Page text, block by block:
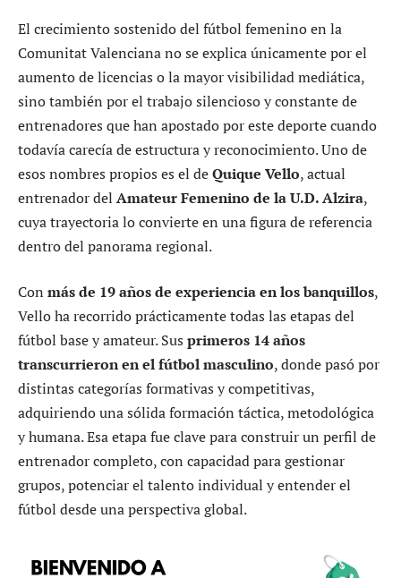
El crecimiento sostenido del fútbol femenino en la
Comunitat Valenciana no se explica únicamente por el
aumento de licencias o la mayor visibilidad mediática,
sino también por el trabajo silencioso y constante de
entrenadores que han apostado por este deporte cuando
todavía carecía de estructura y reconocimiento. Uno de
esos nombres propios es el deQuique Vello, actual
entrenador del Amateur Femenino de la U.D. Alzira,
cuya trayectoria lo convierte en una figura de referencia
dentro del panorama regional.
Con más de 19 años de experiencia en los banquillos,
Vello ha recorrido prácticamente todas las etapas del
fútbol base y amateur. Sus primeros 14 años
transcurrieron en el fútbol masculino, donde pasó por
distintas categorías formativas y competitivas,
adquiriendo una sólida formación táctica, metodológica
y humana. Esa etapa fue clave para construir un perfil de
entrenador completo, con capacidad para gestionar
grupos, potenciar el talento individual y entender el
fútbol desde una perspectiva global.